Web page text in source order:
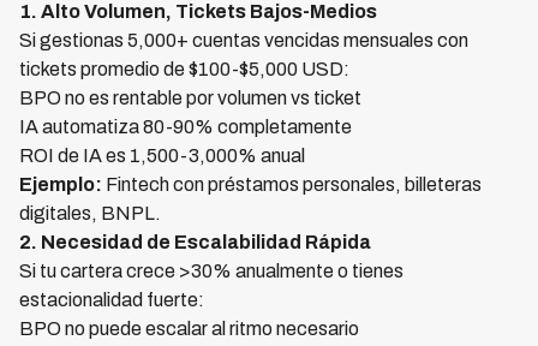
1. Alto Volumen, Tickets Bajos-Medios
Si gestionas 5,000+ cuentas vencidas mensuales con
tickets promedio de $100-$5,000 USD:
BPO no es rentable por volumen vs ticket
IA automatiza 80-90% completamente
ROI de IA es 1,500-3,000% anual
Ejemplo: Fintech con préstamos personales, billeteras
digitales, BNPL.
2. Necesidad de Escalabilidad Rápida
Si tu cartera crece >30% anualmente o tienes
estacionalidad fuerte:
BPO no puede escalar al ritmo necesario